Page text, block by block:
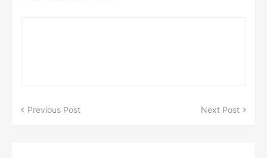
Previous Post Next Post